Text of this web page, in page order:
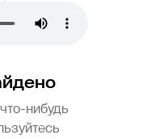
нибудь